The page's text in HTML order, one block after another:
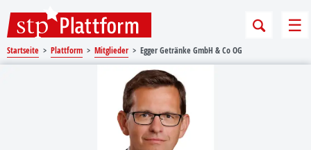
Startseite Plattform Mitglieder Egger Getränke GmbH & Co OG